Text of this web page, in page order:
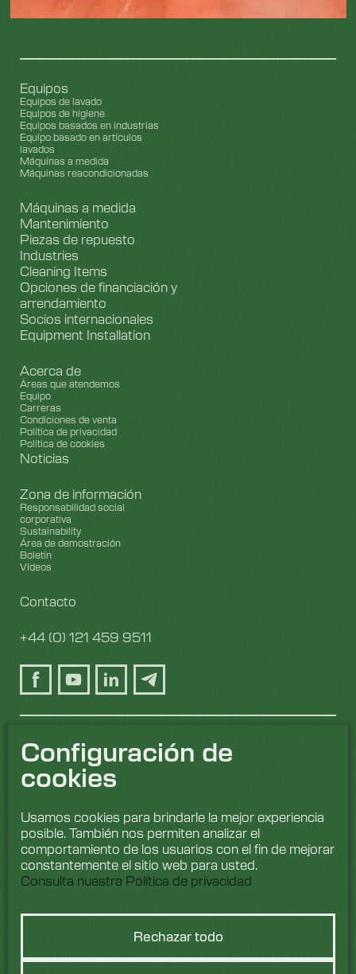
Configuración de
cookies
Usamos cookies para brindarle la mejor experiencia
posible. También nos permiten analizar el
comportamiento de los usuarios con el fin de mejorar
constantemente el sitio web para usted.
Consulta nuestra Política de privacidad
Rechazar todo
Equipos
Equipos de lavado
Equipos de higiene
Equipos basados en industrias
Equipo basado en artículos
lavados
Máquinas a medida
Máquinas reacondicionadas
Máquinas a medida
Mantenimiento
Piezas de repuesto
Industries
Cleaning Items
Opciones de financiación y
arrendamiento
Socios internacionales
Equipment Installation
Acerca de
Áreas que atendemos
Equipo
Carreras
Condiciones de venta
Política de privacidad
Política de cookies
Noticias
Zona de información
Responsabilidad social
corporativa
Sustainability
Área de demostración
Boletín
Vídeos
Contacto
+44 (0) 121 459 9511